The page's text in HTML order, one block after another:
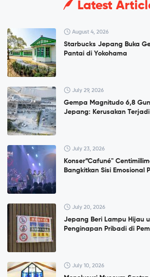
Latest
August 4, 2026
Starbucks Jepang Buka
Pantai di Yokohama
July 29, 2026
Gempa Magnitudo 6,8
Jepang: Kerusakan
July 23, 2026
Konser”Cafuné"
Bangkitkan Sisi Emosional
July 20, 2026
Jepang Beri Lampu Hijau
Penginapan Pribadi di
July 10, 2026